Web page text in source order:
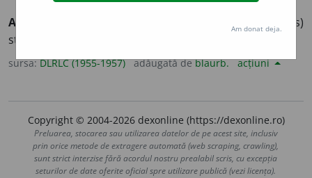
AB
Titlu dat preoților catolici sau (mai ales)
starețului unei mănăstiri de călugări catolici.
sursa:DLRLC (1955-1957) adăugată deblaurb. acțiuni
Copyright © 2004-2026 dexonline (https://dexonline.ro)
Preluarea, stocarea sau utilizarea datelor de pe acest site, inclusiv
prin orice metode de extragere automată (web scraping, crawling),
sunt strict interzise fără acordul nostru prealabil scris, cu excepția
seturilor de date oferite oficial spre utilizare publică (vezi licența).
Am donat deja.